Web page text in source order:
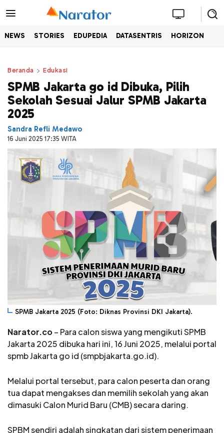
NEWS STORIES EDUPEDIA DATASENTRIS HORIZON
Beranda Edukasi
SPMB Jakarta go id Dibuka, Pilih
Sekolah Sesuai Jalur SPMB Jakarta
2025
Sandra Refli Medawo
16 Juni 2025 17:35 WITA
SPMB Jakarta 2025 (Foto: Diknas Provinsi DKI Jakarta).
Narator.co– Para calon siswa yang mengikuti SPMB
Jakarta 2025 dibuka hari ini, 16 Juni 2025, melalui portal
spmb Jakarta go id (smpbjakarta.go.id).
Melalui portal tersebut, para calon peserta dan orang
tua dapat mengakses dan memilih sekolah yang akan
dimasuki Calon Murid Baru (CMB) secara daring.
SPBM sendiri adalah singkatan dari sistem penerimaan